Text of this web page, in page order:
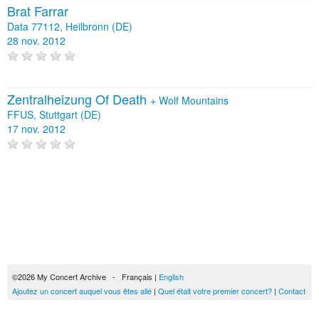
Brat Farrar
Data 77112, Heilbronn (DE)
28 nov. 2012
Zentralheizung Of Death + Wolf Mountains
FFUS, Stuttgart (DE)
17 nov. 2012
©2026 My Concert Archive - Français | English
Ajoutez un concert auquel vous êtes allé | Quel était votre premier concert? | Contact